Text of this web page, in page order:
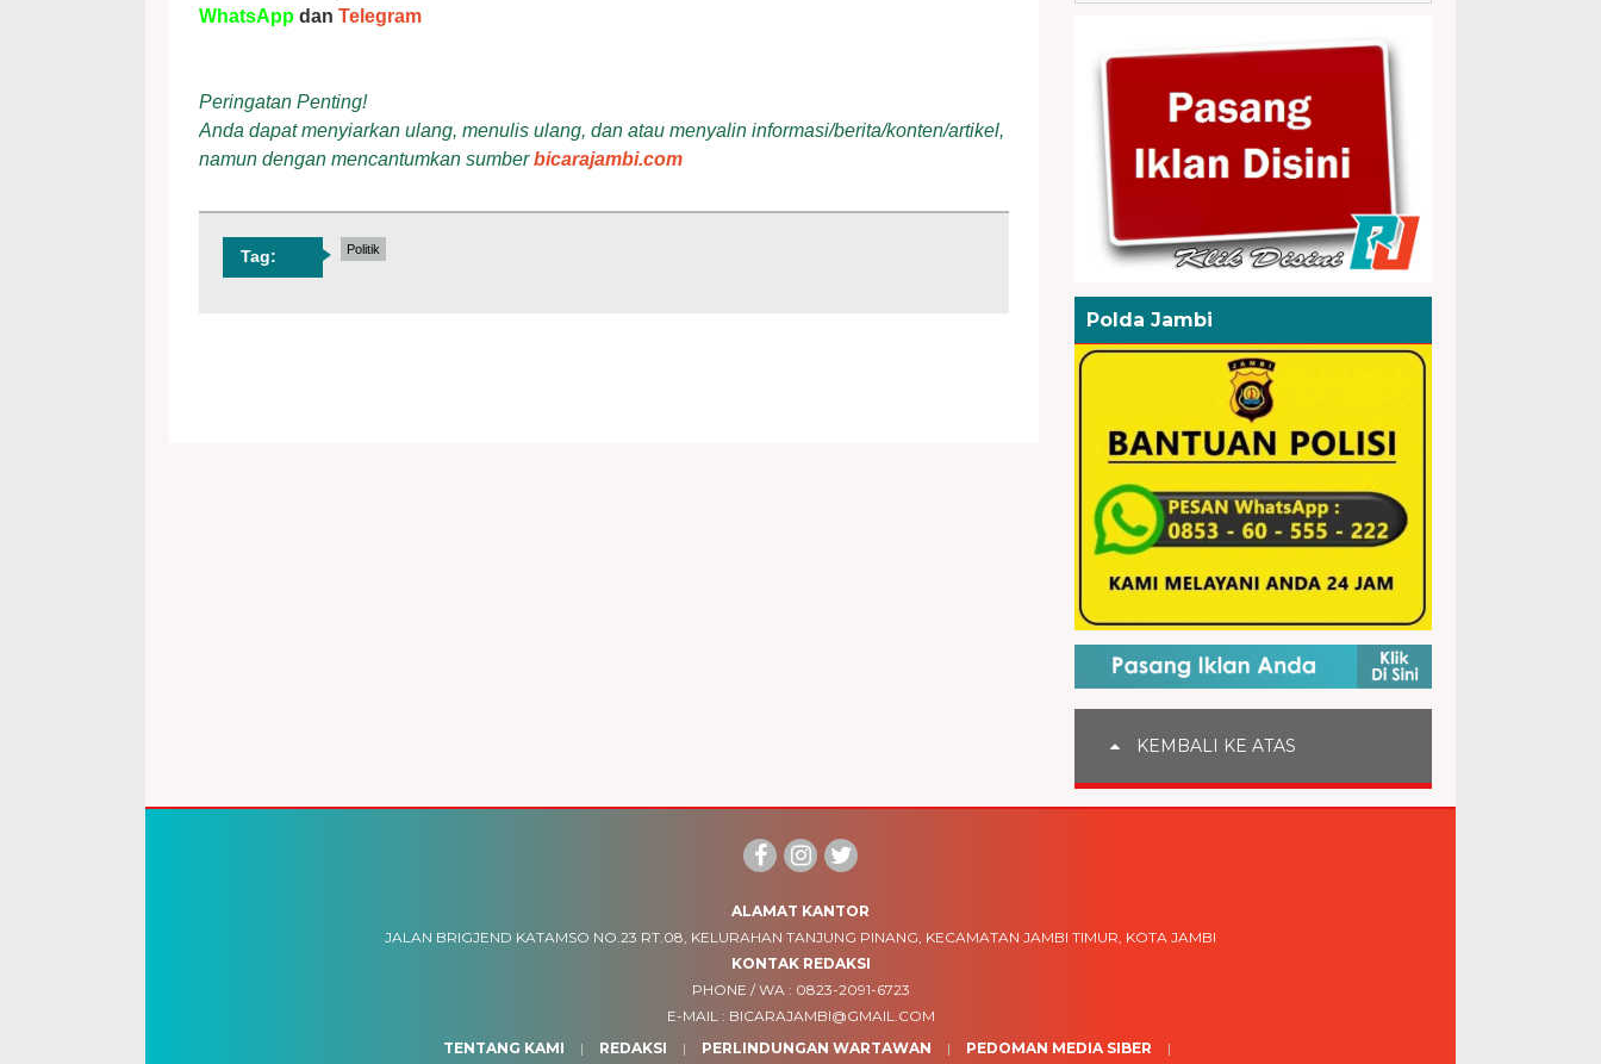
WhatsApp dan Telegram
Peringatan Penting!
Anda dapat menyiarkan ulang, menulis ulang, dan atau menyalin informasi/berita/konten/artikel,
namun dengan mencantumkan sumberbicarajambi.com
Tag: Politik
Polda Jambi
KEMBALI KE ATAS
ALAMAT KANTOR
JALAN BRIGJEND KATAMSO NO.23 RT.08, KELURAHAN TANJUNG PINANG, KECAMATAN JAMBI TIMUR, KOTA JAMBI
KONTAK REDAKSI
PHONE / WA : 0823-2091-6723
E-MAIL : BICARAJAMBI@GMAIL.COM
TENTANG KAMI
REDAKSI PERLINDUNGAN WARTAWAN PEDOMAN MEDIA SIBER